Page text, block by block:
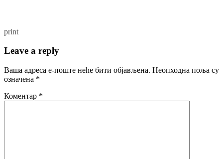
print
Leave a reply
Ваша адреса е-поште неће бити објављена. Неопходна поља су
означена *
Коментар *